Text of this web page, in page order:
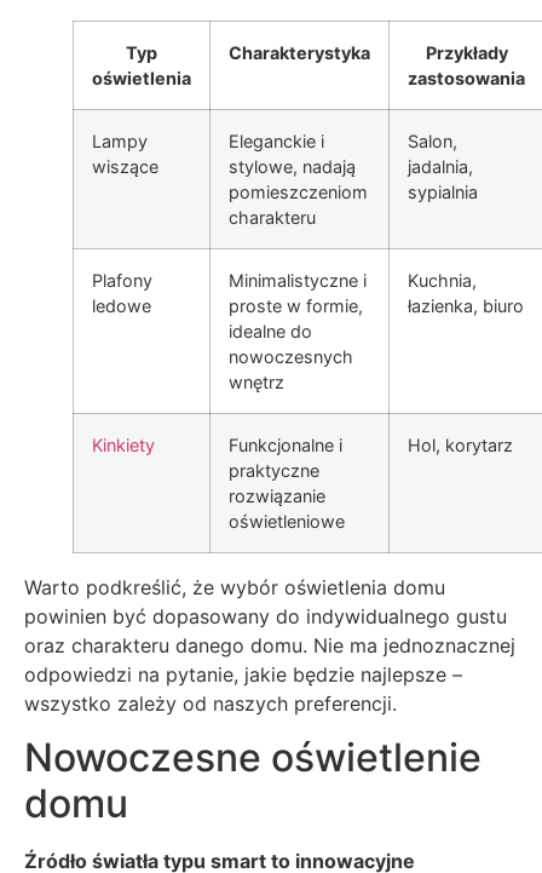
Typ
oświetlenia
Charakterystyka
Przykłady
zastosowania
Lampy
wiszące
Eleganckie i
stylowe, nadają
pomieszczeniom
charakteru
Salon,
jadalnia,
sypialnia
Plafony
ledowe
Minimalistyczne i
proste w formie,
idealne do
nowoczesnych
wnętrz
Kuchnia,
łazienka, biuro
Kinkiety
Funkcjonalne i
praktyczne
rozwiązanie
oświetleniowe
Hol, korytarz
Warto podkreślić, że wybór oświetlenia domu
powinien być dopasowany do indywidualnego gustu
oraz charakteru danego domu. Nie ma jednoznacznej
odpowiedzi na pytanie, jakie będzie najlepsze –
wszystko zależy od naszych preferencji.
Nowoczesne oświetlenie
domu
Źródło światła typu smart to innowacyjne